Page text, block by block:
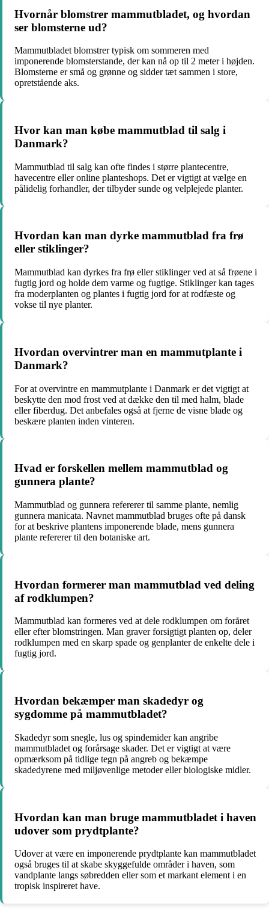
Hvornår blomstrer mammutbladet, og hvordan
ser blomsterne ud?
Mammutbladet blomstrer typisk om sommeren med
imponerende blomsterstande, der kan nå op til 2 meter i højden.
Blomsterne er små og grønne og sidder tæt sammen i store,
opretstående aks.
Hvor kan man købe mammutblad til salg i
Danmark?
Mammutblad til salg kan ofte findes i større plantecentre,
havecentre eller online planteshops. Det er vigtigt at vælge en
pålidelig forhandler, der tilbyder sunde og velplejede planter.
Hvordan kan man dyrke mammutblad fra frø
eller stiklinger?
Mammutblad kan dyrkes fra frø eller stiklinger ved at så frøene i
fugtig jord og holde dem varme og fugtige. Stiklinger kan tages
fra moderplanten og plantes i fugtig jord for at rodfæste og
vokse til nye planter.
Hvordan overvintrer man en mammutplante i
Danmark?
For at overvintre en mammutplante i Danmark er det vigtigt at
beskytte den mod frost ved at dække den til med halm, blade
eller fiberdug. Det anbefales også at fjerne de visne blade og
beskære planten inden vinteren.
Hvad er forskellen mellem mammutblad og
gunnera plante?
Mammutblad og gunnera refererer til samme plante, nemlig
gunnera manicata. Navnet mammutblad bruges ofte på dansk
for at beskrive plantens imponerende blade, mens gunnera
plante refererer til den botaniske art.
Hvordan formerer man mammutblad ved deling
af rodklumpen?
Mammutblad kan formeres ved at dele rodklumpen om foråret
eller efter blomstringen. Man graver forsigtigt planten op, deler
rodklumpen med en skarp spade og genplanter de enkelte dele i
fugtig jord.
Hvordan bekæmper man skadedyr og
sygdomme på mammutbladet?
Skadedyr som snegle, lus og spindemider kan angribe
mammutbladet og forårsage skader. Det er vigtigt at være
opmærksom på tidlige tegn på angreb og bekæmpe
skadedyrene med miljøvenlige metoder eller biologiske midler.
Hvordan kan man bruge mammutbladet i haven
udover som prydtplante?
Udover at være en imponerende prydtplante kan mammutbladet
også bruges til at skabe skyggefulde områder i haven, som
vandplante langs søbredden eller som et markant element i en
tropisk inspireret have.